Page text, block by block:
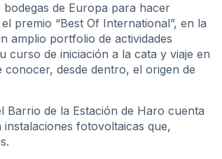
de Europa para hacer
premio “Best Of International”, en la
amplio portfolio de actividades
curso de iniciación a la cata y viaje en
desde dentro, el origen de
Barrio de la Estación de Haro cuenta
fotovoltaicas que,